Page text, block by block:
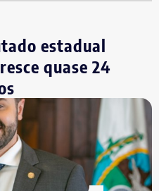
afirmou que o
pode ser afastado do cargo
do
processo
estadual
quase 24